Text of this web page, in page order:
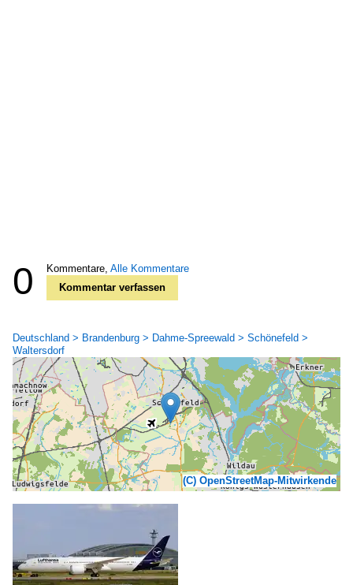
0 Kommentare, Alle Kommentare
Kommentar verfassen
Deutschland > Brandenburg > Dahme-Spreewald > Schönefeld >
Waltersdorf
(C) OpenStreetMap-Mitwirkende